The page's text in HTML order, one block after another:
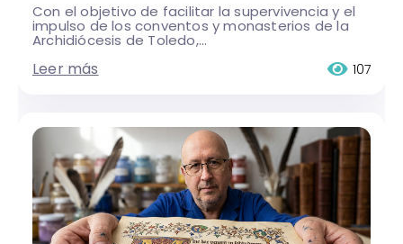
Con el objetivo de facilitar la supervivencia y el
impulso de los conventos y monasterios de la
Archidiócesis de Toledo,...
Leer más 107